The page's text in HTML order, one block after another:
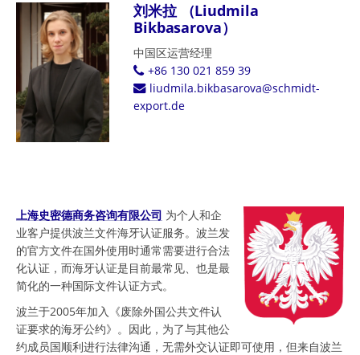
刘米拉 （Liudmila
Bikbasarova）
中国区运营经理
+86 130 021 859 39
liudmila.bikbasarova@schmidt-
export.de
上海史密德商务咨询有限公司 为个人和企
业客户提供波兰文件海牙认证服务。波兰发
的官方文件在国外使用时通常需要进行合法
化认证，而海牙认证是目前最常见、也是最
简化的一种国际文件认证方式。
波兰于2005年加入《废除外国公共文件认
证要求的海牙公约》。因此，为了与其他公
约成员国顺利进行法律沟通，无需外交认证即可使用，但来自波兰